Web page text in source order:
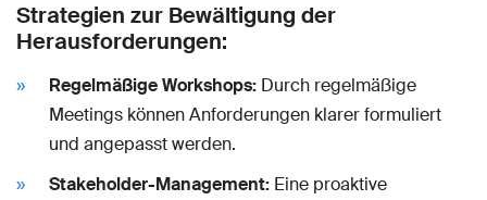
Strategien zur Bewältigung der
Herausforderungen:
Regelmäßige Workshops: Durch regelmäßige
Meetings können Anforderungen klarer formuliert
und angepasst werden.
Stakeholder-Management: Eine proaktive